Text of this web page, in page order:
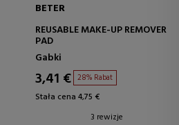
BETER
REUSABLE MAKE-UP REMOVER
PAD
Gabki
3,41 € 28% Rabat
Stała cena 4,75 €
3 rewizje